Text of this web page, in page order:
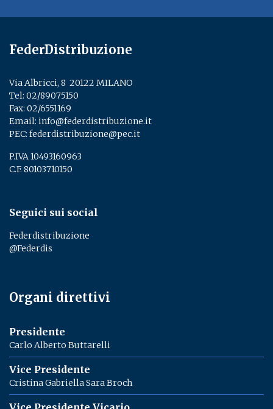
FederDistribuzione
Via Albricci, 8 ­ 20122 MILANO
Tel: 02/89075150
Fax: 02/6551169
Email: info@federdistribuzione.it
PEC: federdistribuzione@pec.it
P.IVA 10493160963
C.F. 80103710150
Seguici sui social
Federdistribuzione
@Federdis
Organi direttivi
Presidente
Carlo Alberto Buttarelli
Vice Presidente
Cristina Gabriella Sara Broch